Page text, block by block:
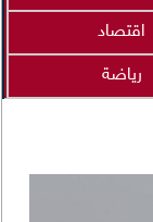
اقتصاد
رياضة